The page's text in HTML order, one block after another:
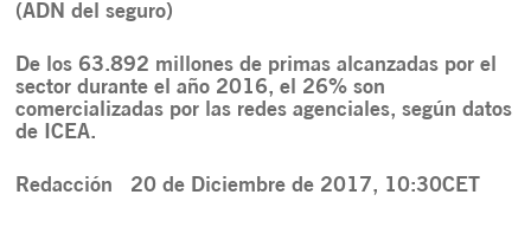
(ADN del seguro)
De los 63.892 millones de primas alcanzadas por el
sector durante el año 2016, el 26% son
comercializadas por las redes agenciales, según datos
de ICEA.
Redacción 20 de Diciembre de 2017, 10:30CET